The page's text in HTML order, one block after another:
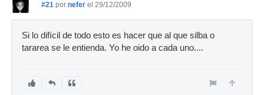
#21 por nefer el 29/12/2009
Si lo difícil de todo esto es hacer que al que silba o
tararea se le entienda. Yo he oido a cada uno....